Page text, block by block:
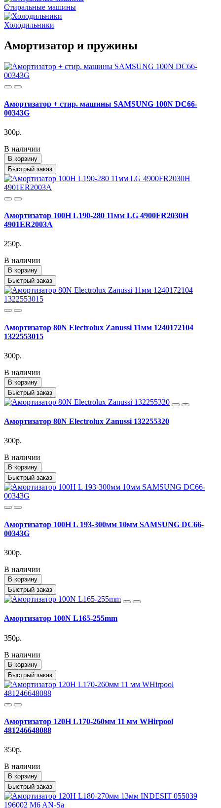
Стиральные машины
Холодильники
Амортизатор и пружины
Амортизатор + стир. машины SAMSUNG 100N DC66-
00343G
300р.
В наличии
В корзину
Быстрый заказ
Амортизатор 100H L190-280 11мм LG 4900FR2030H
4901ER2003A
250р.
В наличии
В корзину
Быстрый заказ
Амортизатор 80N Electrolux Zanussi 11мм 1240172104
1322553015
300р.
В наличии
В корзину
Быстрый заказ
Амортизатор 80N Electrolux Zanussi 132255320
300р.
В наличии
В корзину
Быстрый заказ
Амортизатор 100H L 193-300мм 10мм SAMSUNG DC66-
00343G
300р.
В наличии
В корзину
Быстрый заказ
Амортизатор 100N L165-255mm
350р.
В наличии
В корзину
Быстрый заказ
Амортизатор 120H L170-260мм 11 мм WHirpool
481246648088
350р.
В наличии
В корзину
Быстрый заказ